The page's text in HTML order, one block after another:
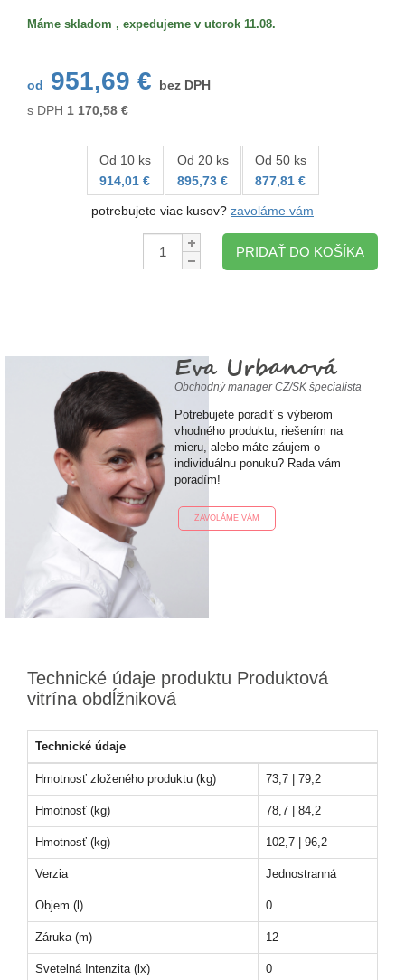
Máme skladom , expedujeme v utorok 11.08.
od 951,69 €
bez DPH
s DPH 1 170,58 €
Od 10 ks
914,01 €
Od 20 ks
895,73 €
Od 50 ks
877,81 €
potrebujete viac kusov? zavoláme vám
Množstvo:
PRIDAŤ DO KOŠÍKA
Eva Urbanová
Obchodný manager CZ/SK špecialista
Potrebujete poradiť s výberom
vhodného produktu, riešením na
mieru, alebo máte záujem o
individuálnu ponuku? Rada vám
poradím!
ZAVOLÁME VÁM
Technické údaje produktu Produktová
vitrína obdĺžniková
Technické údaje
Hmotnosť zloženého produktu (kg) 73,7 | 79,2
Hmotnosť (kg) 78,7 | 84,2
Hmotnosť (kg) 102,7 | 96,2
Verzia Jednostranná
Objem (l) 0
Záruka (m) 12
Svetelná Intenzita (lx) 0